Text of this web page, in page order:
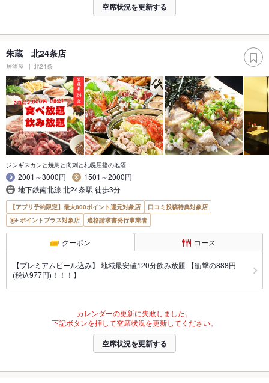
空席状況を更新する
朱蔵 北24条店
居酒屋 北24条
ジンギスカンと焼鳥と肉刺と札幌屈指の地酒
2001～3000円
1501～2000円
地下鉄南北線 北24条駅 徒歩3分
【アプリ予約限定】最大800ポイント還元対象店
口コミ投稿特典対象店
ポイントプラス対象店
適格請求書発行事業者
クーポン コース
【プレミアムビール込み】 地域最安値120分飲み放題 【衝撃の888円
(税込977円)！！！】
カレンダーの更新に失敗しました。
下記ボタンを押して空席状況を更新してください。
空席状況を更新する